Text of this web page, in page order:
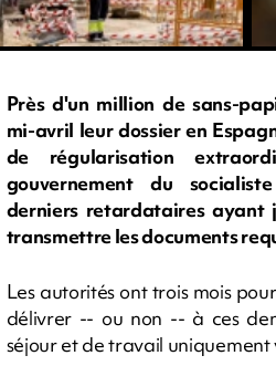
Près d'un million de sans-
mi-avril leur dossier en
de régularisation
gouvernement du
derniers retardataires ayant
transmettre les documents
Les autorités ont trois mois
délivrer -- ou non -- à ces
séjour et de travail